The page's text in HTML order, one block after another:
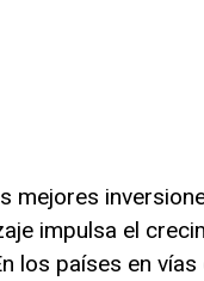
mejores
impulsa el
los países en